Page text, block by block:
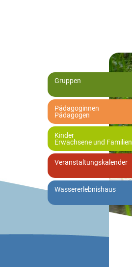
Gruppen
Pädagoginnen
Pädagogen
Kinder
Erwachsene und Familien
Veranstaltungskalender
Wassererlebnishaus